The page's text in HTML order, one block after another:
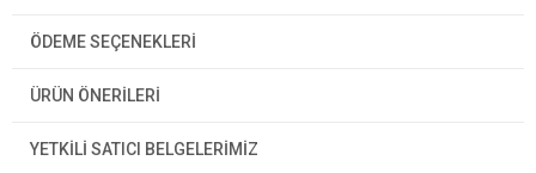
ÖDEME SEÇENEKLERI
ÜRÜN ÖNERILERI
YETKİLİ SATICI BELGELERİMİZ